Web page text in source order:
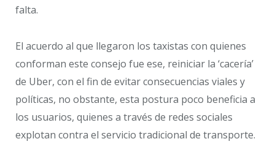
falta.
El acuerdo al que llegaron los taxistas con quienes
conforman este consejo fue ese, reiniciar la ‘cacería’
de Uber, con el fin de evitar consecuencias viales y
políticas, no obstante, esta postura poco beneficia a
los usuarios, quienes a través de redes sociales
explotan contra el servicio tradicional de transporte.